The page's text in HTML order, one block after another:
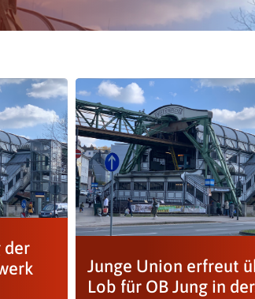
der
Junge Union erfreut
Lob für OB Jung in